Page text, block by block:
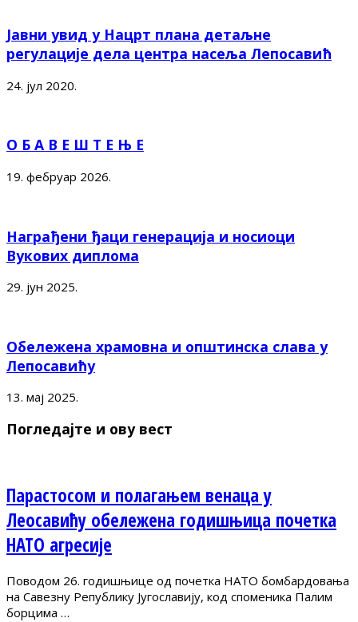
Јавни увид у Нацрт плана детаљне
регулације дела центра насеља Лепосавић
24. јул 2020.
О Б А В Е Ш Т Е Њ Е
19. фебруар 2026.
Награђени ђаци генерација и носиоци
Вукових диплома
29. јун 2025.
Обележена храмовна и општинска слава у
Лепосавићу
13. мај 2025.
Погледајте и ову вест
Парастосом и полагањем венаца у
Леосавићу обележена годишњица почетка
НАТО агресије
Поводом 26. годишњице од почетка НАТО бомбардовања
на Савезну Републику Југославију, код споменика Палим
борцима …